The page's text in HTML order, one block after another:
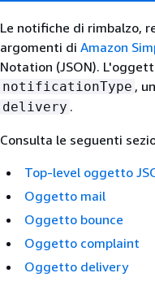
Le notifiche di rimbalzo,
argomenti di Amazon
Notation (JSON).
notificationType ,
delivery .
Consulta le seguenti
Top-level oggetto
Oggetto mail
Oggetto bounce
Oggetto complaint
Oggetto delivery